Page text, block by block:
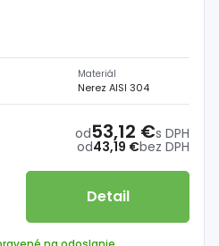
Materiál
Nerez AISI 304
od43,19 €bez DPH
od53,12 €s DPH
Detail